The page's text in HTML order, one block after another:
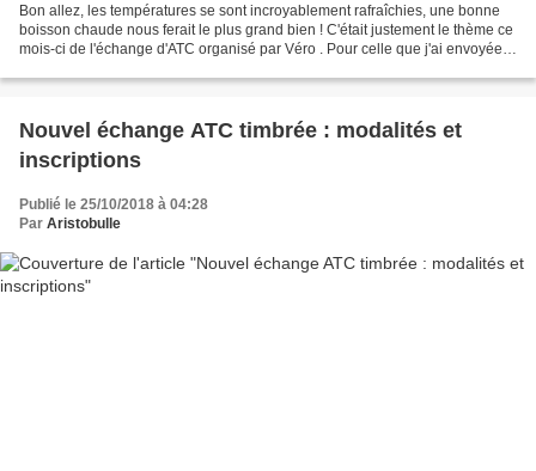
Bon allez, les températures se sont incroyablement rafraîchies, une bonne
boisson chaude nous ferait le plus grand bien ! C'était justement le thème ce
mois-ci de l'échange d'ATC organisé par Véro . Pour celle que j'ai envoyée à
Nouvel échange ATC timbrée : modalités et
inscriptions
Publié le 25/10/2018 à 04:28
Par Aristobulle